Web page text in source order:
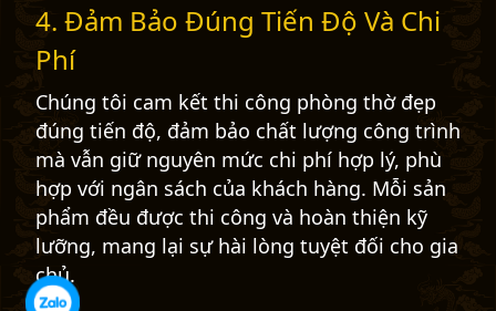
4. Đảm Bảo Đúng Tiến Độ Và Chi
Phí
Chúng tôi cam kết thi công phòng thờ đẹp
đúng tiến độ, đảm bảo chất lượng công trình
mà vẫn giữ nguyên mức chi phí hợp lý, phù
hợp với ngân sách của khách hàng. Mỗi sản
phẩm đều được thi công và hoàn thiện kỹ
lưỡng, mang lại sự hài lòng tuyệt đối cho gia
chủ.